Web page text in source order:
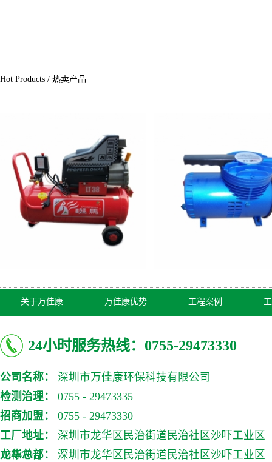
Hot Products / 热卖产品
关于万佳康 万佳康优势 工程案例
24小时服务热线：0755-29473330
公司名称：
深圳市万佳康环保科技有限公司
检测治理：
0755 - 29473335
招商加盟：
0755 - 29473330
工厂地址：
深圳市龙华区民治街道民治社区沙吓工业区
10栋201
龙华总部：
深圳市龙华区民治街道民治社区沙吓工业区